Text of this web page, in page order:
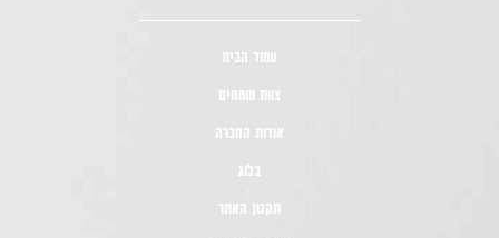
עמוד הבית
צוות מומחים
אודות החברה
בלוג
תקנון האתר